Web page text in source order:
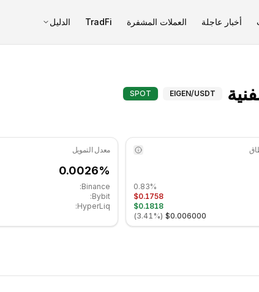
أخبار عاجلة العملات المشفرة TradFi الدليل
آيغن لاير (EIGEN) المؤشرات الفنية - COINOTAG
EIGEN/USDT
SPOT
0.83%
$0.1758
$0.1818
$0.006000
(
3.41%
)
معدل التمويل
0.0026%
Binance:
Bybit:
HyperLiq: